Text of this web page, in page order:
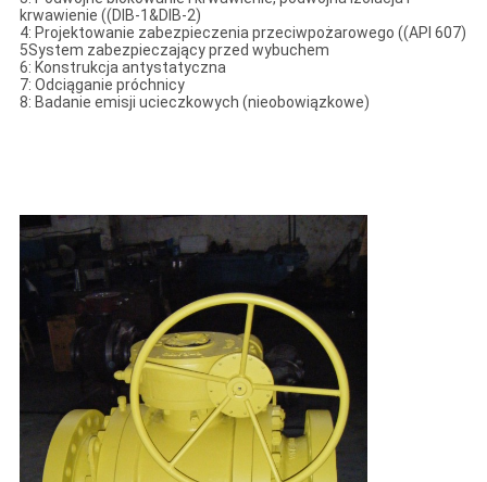
krwawienie ((DIB-1&DIB-2)
4: Projektowanie zabezpieczenia przeciwpożarowego ((API 607)
5System zabezpieczający przed wybuchem
6: Konstrukcja antystatyczna
7: Odciąganie próchnicy
8: Badanie emisji ucieczkowych (nieobowiązkowe)